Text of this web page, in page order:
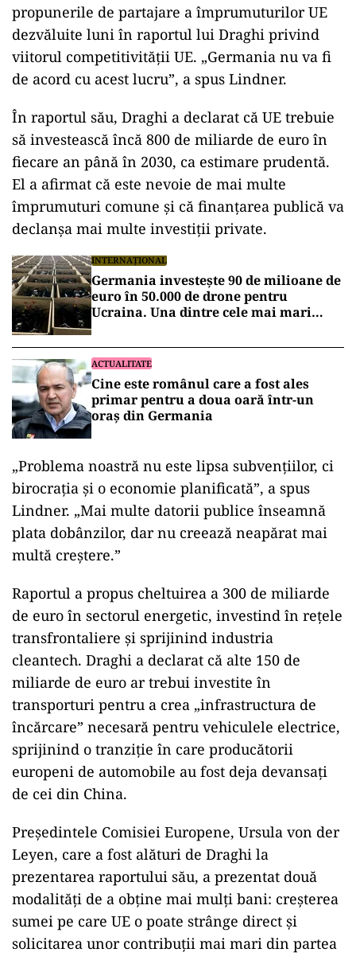
propunerile de partajare a împrumuturilor UE
dezvăluite luni în raportul lui Draghi privind
viitorul competitivității UE. „Germania nu va fi
de acord cu acest lucru”, a spus Lindner.
În raportul său, Draghi a declarat că UE trebuie
să investească încă 800 de miliarde de euro în
fiecare an până în 2030, ca estimare prudentă.
El a afirmat că este nevoie de mai multe
împrumuturi comune și că finanțarea publică va
declanșa mai multe investiții private.
INTERNAȚIONAL
Germania investește 90 de milioane de
euro în 50.000 de drone pentru
Ucraina. Una dintre cele mai mari
ACTUALITATE
Cine este românul care a fost ales
primar pentru a doua oară într-un
oraș din Germania
„Problema noastră nu este lipsa subvențiilor, ci
birocrația și o economie planificată”, a spus
Lindner. „Mai multe datorii publice înseamnă
plata dobânzilor, dar nu creează neapărat mai
multă creștere.”
Raportul a propus cheltuirea a 300 de miliarde
de euro în sectorul energetic, investind în rețele
transfrontaliere și sprijinind industria
cleantech. Draghi a declarat că alte 150 de
miliarde de euro ar trebui investite în
transporturi pentru a crea „infrastructura de
încărcare” necesară pentru vehiculele electrice,
sprijinind o tranziție în care producătorii
europeni de automobile au fost deja devansați
de cei din China.
Președintele Comisiei Europene, Ursula von der
Leyen, care a fost alături de Draghi la
prezentarea raportului său, a prezentat două
modalități de a obține mai mulți bani: creșterea
sumei pe care UE o poate strânge direct și
solicitarea unor contribuții mai mari din partea